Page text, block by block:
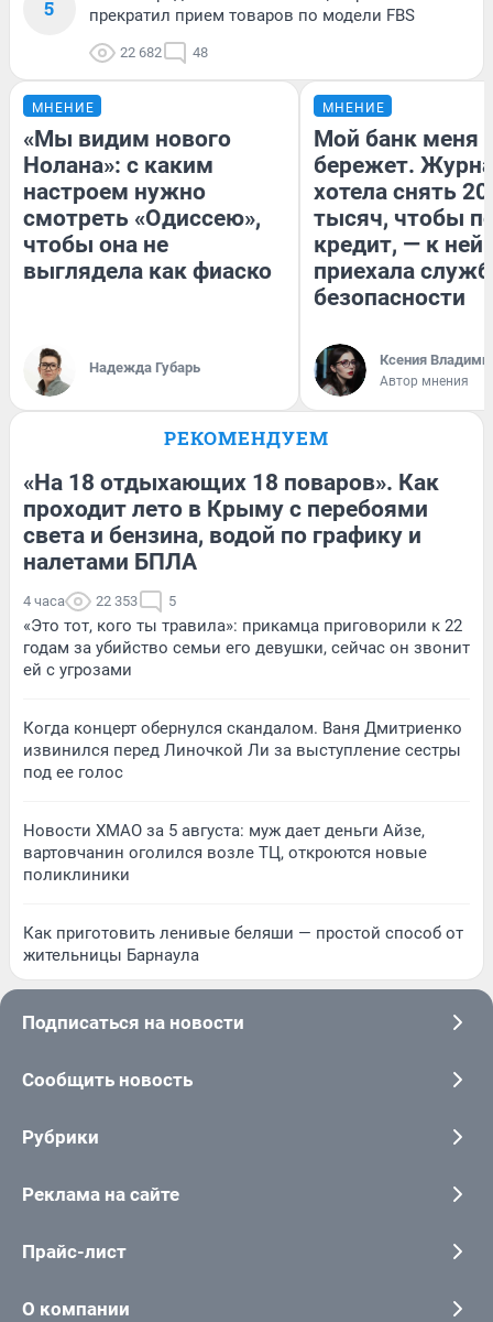
5
прекратил прием товаров по модели FBS
22 682 48
МНЕНИЕ
«Мы видим нового
Нолана»: с каким
настроем нужно
смотреть «Одиссею»,
чтобы она не
выглядела как фиаско
Надежда Губарь
МНЕНИЕ
Мой банк меня
бережет.
хотела снять
тысяч, чтобы
кредит, — к
приехала
безопасности
Ксения
Автор мнения
РЕКОМЕНДУЕМ
«На 18 отдыхающих 18 поваров». Как
проходит лето в Крыму с перебоями
света и бензина, водой по графику и
налетами БПЛА
4 часа 22 353 5
«Это тот, кого ты травила»: прикамца приговорили к 22
годам за убийство семьи его девушки, сейчас он звонит
ей с угрозами
Когда концерт обернулся скандалом. Ваня Дмитриенко
извинился перед Линочкой Ли за выступление сестры
под ее голос
Новости ХМАО за 5 августа: муж дает деньги Айзе,
вартовчанин оголился возле ТЦ, откроются новые
поликлиники
Как приготовить ленивые беляши — простой способ от
жительницы Барнаула
Подписаться на новости
Сообщить новость
Рубрики
Реклама на сайте
Прайс-лист
О компании